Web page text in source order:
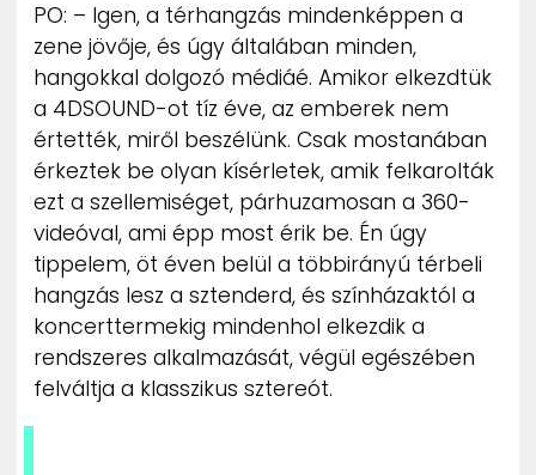
PO: – Igen, a térhangzás mindenképpen a
zene jövője, és úgy általában minden,
hangokkal dolgozó médiáé. Amikor elkezdtük
a 4DSOUND-ot tíz éve, az emberek nem
értették, miről beszélünk. Csak mostanában
érkeztek be olyan kísérletek, amik felkarolták
ezt a szellemiséget, párhuzamosan a 360-
videóval, ami épp most érik be. Én úgy
tippelem, öt éven belül a többirányú térbeli
hangzás lesz a sztenderd, és színházaktól a
koncerttermekig mindenhol elkezdik a
rendszeres alkalmazását, végül egészében
felváltja a klasszikus sztereót.